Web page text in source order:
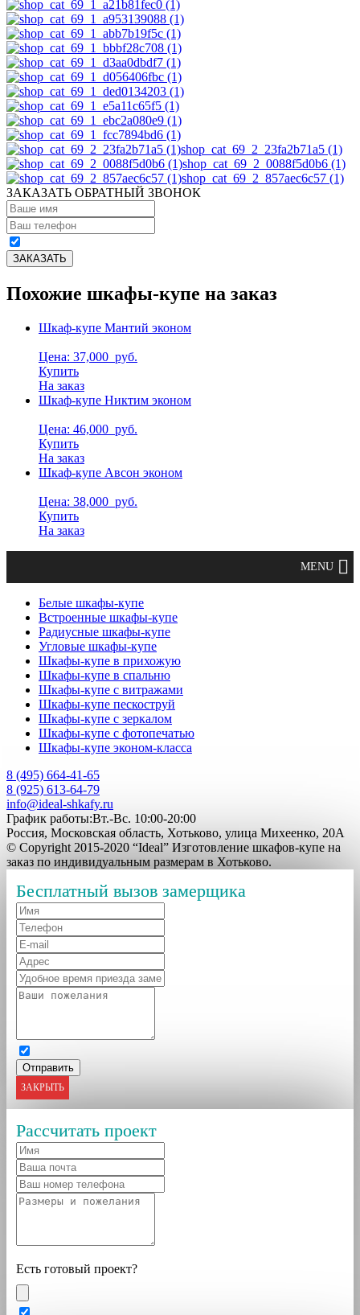
shop_cat_69_2_23fa2b71a5 (1)
shop_cat_69_2_0088f5d0b6 (1)
shop_cat_69_2_857aec6c57 (1)
ЗАКАЗАТЬ ОБРАТНЫЙ ЗВОНОК
Похожие шкафы-купе на заказ
Шкаф-купе Мантий эконом
Цена: 37,000 руб.
Купить
На заказ
Шкаф-купе Никтим эконом
Цена: 46,000 руб.
Купить
На заказ
Шкаф-купе Авсон эконом
Цена: 38,000 руб.
Купить
На заказ
Белые шкафы-купе
Встроенные шкафы-купе
Радиусные шкафы-купе
Угловые шкафы-купе
Шкафы-купе в прихожую
Шкафы-купе в спальню
Шкафы-купе с витражами
Шкафы-купе пескоструй
Шкафы-купе с зеркалом
Шкафы-купе с фотопечатью
Шкафы-купе эконом-класса
8 (495) 664-41-65
8 (925) 613-64-79
info@ideal-shkafy.ru
График работы:Вт.-Вс. 10:00-20:00
Россия, Московская область, Хотьково, улица Михеенко, 20А
© Copyright 2015-2020 “Ideal” Изготовление шкафов-купе на
заказ по индивидуальным размерам в Хотьково.
Бесплатный вызов замерщика
ЗАКРЫТЬ
Рассчитать проект
Есть готовый проект?